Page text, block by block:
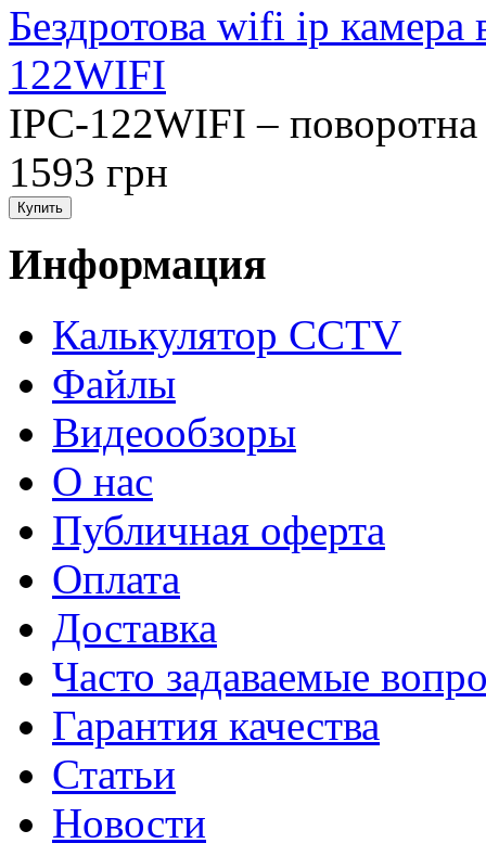
Бездротова wifi ip камера
122WIFI
IPC-122WIFI –
1593 грн
Информация
Калькулятор CCTV
Файлы
Видеообзоры
О нас
Публичная оферта
Оплата
Доставка
Часто задаваемые
Гарантия качества
Статьи
Новости